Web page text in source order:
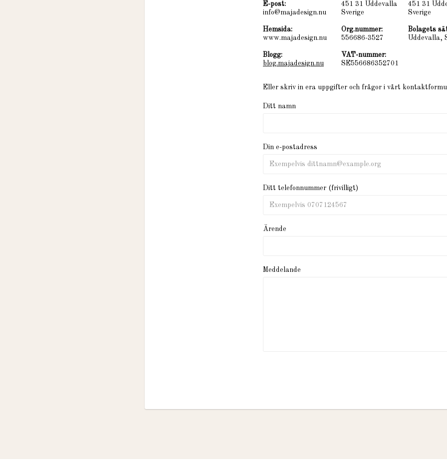
E-post:
info@majadesign.nu
Hemsida:
www.majadesign.nu
Blogg:
blog.majadesign.nu
451 31 Uddevalla
Sverige
Org.nummer:
556686-3527
VAT-nummer:
SE556686352701
451 31
Sverige
Bolagets
Uddevalla,
Eller skriv in era uppgifter och frågor i vårt
Ditt namn
Din e-postadress
Ditt telefonnummer (frivilligt)
Ärende
Meddelande